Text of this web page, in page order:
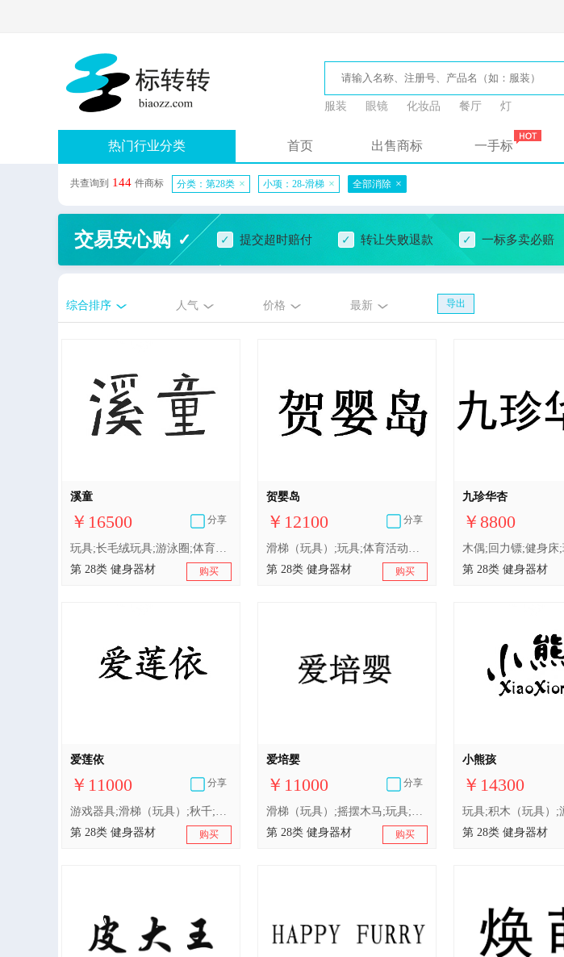
服装 眼镜 化妆品 餐厅 灯
热门行业分类 首页 出售商标 一手标
共查询到 144 件商标 分类：第28类 × 小项：28-滑梯 × 全部消除 ×
交易安心购 提交超时赔付 转让失败退款 一标多卖必赔
综合排序 人气 价格 最新 导出
溪童
￥16500 分享
玩具;长毛绒玩具;游泳圈;体育活动用球;水上运动用板;游泳池（娱乐用品）;合成材料制圣诞树;游戏器具;水上滑梯;钓鱼用具
第 28类 健身器材
购买
贺婴岛
￥12100 分享
滑梯（玩具）;玩具;体育活动用球;锻炼身体器械;射箭用器具;滑板;塑胶跑道;轮滑鞋;钓鱼竿;伪装掩蔽物（体育用品）
第 28类 健身器材
购买
九珍华杏
￥8800
第 28类 健身器材
爱莲依
￥11000 分享
游戏器具;滑梯（玩具）;秋千;风筝;玩具;积木（玩具）;智能玩具;羽毛球拍;锻炼身体器械;钓鱼用具
第 28类 健身器材
购买
爱培婴
￥11000 分享
滑梯（玩具）;摇摆木马;玩具;玩具气球;玩具汽车;玩具球;玩具熊;智能玩具;游泳圈;塑胶跑道
第 28类 健身器材
购买
小熊孩
￥14300
第 28类 健身器材